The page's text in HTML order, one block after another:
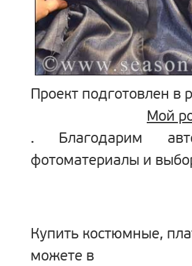
Проект подготовлен в
Мой
. Благодарим
фотоматериалы и
Купить костюмные,
можете в